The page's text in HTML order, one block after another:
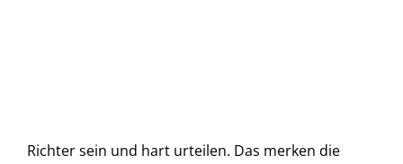
Richter sein und hart urteilen. Das merken die